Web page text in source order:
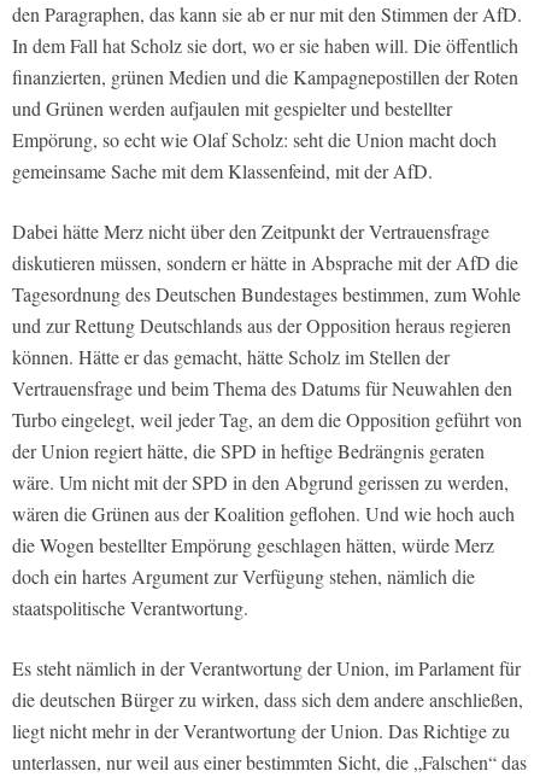
den Paragraphen, das kann sie ab er nur mit den Stimmen der AfD.
In dem Fall hat Scholz sie dort, wo er sie haben will. Die öffentlich
finanzierten, grünen Medien und die Kampagnepostillen der Roten
und Grünen werden aufjaulen mit gespielter und bestellter
Empörung, so echt wie Olaf Scholz: seht die Union macht doch
gemeinsame Sache mit dem Klassenfeind, mit der AfD.
Dabei hätte Merz nicht über den Zeitpunkt der Vertrauensfrage
diskutieren müssen, sondern er hätte in Absprache mit der AfD die
Tagesordnung des Deutschen Bundestages bestimmen, zum Wohle
und zur Rettung Deutschlands aus der Opposition heraus regieren
können. Hätte er das gemacht, hätte Scholz im Stellen der
Vertrauensfrage und beim Thema des Datums für Neuwahlen den
Turbo eingelegt, weil jeder Tag, an dem die Opposition geführt von
der Union regiert hätte, die SPD in heftige Bedrängnis geraten
wäre. Um nicht mit der SPD in den Abgrund gerissen zu werden,
wären die Grünen aus der Koalition geflohen. Und wie hoch auch
die Wogen bestellter Empörung geschlagen hätten, würde Merz
doch ein hartes Argument zur Verfügung stehen, nämlich die
staatspolitische Verantwortung.
Es steht nämlich in der Verantwortung der Union, im Parlament für
die deutschen Bürger zu wirken, dass sich dem andere anschließen,
liegt nicht mehr in der Verantwortung der Union. Das Richtige zu
unterlassen, nur weil aus einer bestimmten Sicht, die „Falschen“ das